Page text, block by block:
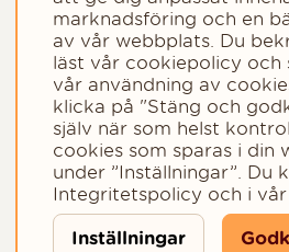
Copyright © 2023 - Funka
marknadsföring och en
av vår webbplats. Du
läst vår cookiepolicy och
vår användning av
klicka på "Stäng och
själv när som helst
cookies som sparas i din
under ”Inställningar”. Du
Integritetspolicy och i vår
Inställningar